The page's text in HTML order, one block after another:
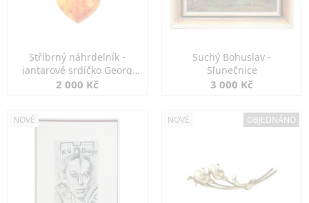
Stříbrný náhrdelník -
jantarové srdíčko Georg
Kramer
2 000 Kč
Suchý Bohuslav -
Slunečnice
3 000 Kč
NOVÉ NOVÉ OBJEDNÁNO